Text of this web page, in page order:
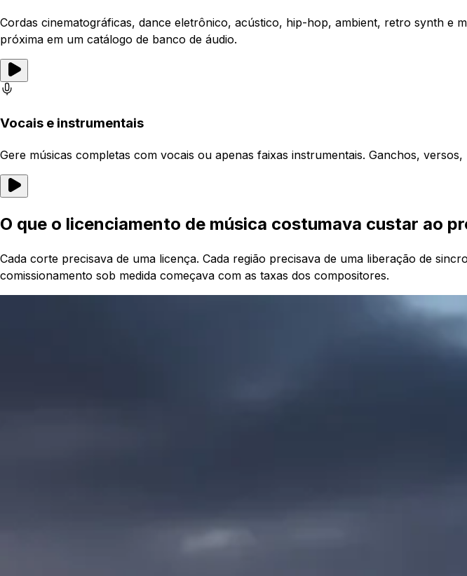
Cordas cinematográficas, dance eletrônico, acústico, hip-hop, ambient, retro synth e
próxima em um catálogo de banco de áudio.
Vocais e instrumentais
Gere músicas completas com vocais ou apenas faixas instrumentais. Ganchos,
O que o licenciamento de música costumava custar ao
Cada corte precisava de uma licença. Cada região precisava de uma liberação de
comissionamento sob medida começava com as taxas dos compositores.